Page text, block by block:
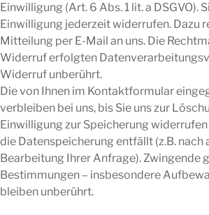
Einwilligung (Art. 6 Abs. 1 lit. a DSGVO).
Einwilligung jederzeit widerrufen. Dazu
Mitteilung per E-Mail an uns. Die
Widerruf erfolgten
Widerruf unberührt.
Die von Ihnen im Kontaktformular
verbleiben bei uns, bis Sie uns zur
Einwilligung zur Speicherung
die Datenspeicherung entfällt (z.B. nach
Bearbeitung Ihrer Anfrage). Zwingende
Bestimmungen – insbesondere
bleiben unberührt.